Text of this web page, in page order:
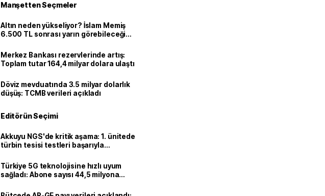
Manşetten Seçmeler
Altın neden yükseliyor? İslam Memiş
6.500 TL sonrası yarın görebileceği
Merkez Bankası rezervlerinde artış:
Toplam tutar 164,4 milyar dolara ulaştı
Döviz mevduatında 3.5 milyar dolarlık
düşüş: TCMB verileri açıkladı
Editörün Seçimi
Akkuyu NGS'de kritik aşama: 1. ünitede
türbin tesisi testleri başarıyla
Türkiye 5G teknolojisine hızlı uyum
sağladı: Abone sayısı 44,5 milyona